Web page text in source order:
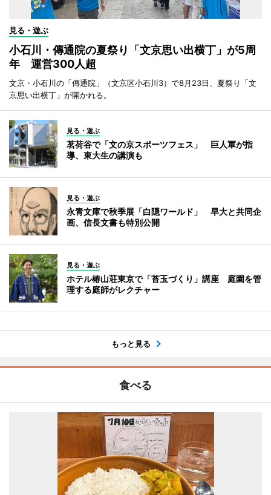
見る・遊ぶ
小石川・傳通院の夏祭り「文京思い出横丁」が5周
年 運営300人超
文京・小石川の「傳通院」（文京区小石川3）で8月23日、夏祭り「文
京思い出横丁」が開かれる。
見る・遊ぶ
茗荷谷で「文の京スポーツフェス」 巨人軍が指
導、東大生の講演も
見る・遊ぶ
永青文庫で秋季展「白隠ワールド」 早大と共同企
画、信長文書も特別公開
見る・遊ぶ
ホテル椿山荘東京で「苔玉づくり」講座 庭園を管
理する庭師がレクチャー
もっと見る
食べる